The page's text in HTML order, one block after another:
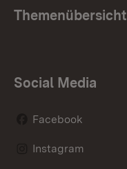
Themenübersicht
Social Media
Facebook
Instagram